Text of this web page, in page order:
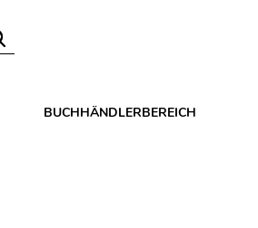
BUCHHÄNDLERBEREICH